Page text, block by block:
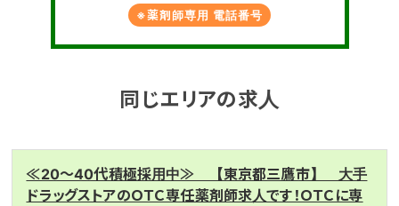
※薬剤師専用 電話番号
同じエリアの求人
≪20～40代積極採用中≫ 【東京都三鷹市】 大手
ドラッグストアのＯＴＣ専任薬剤師求人です！ＯＴＣに専